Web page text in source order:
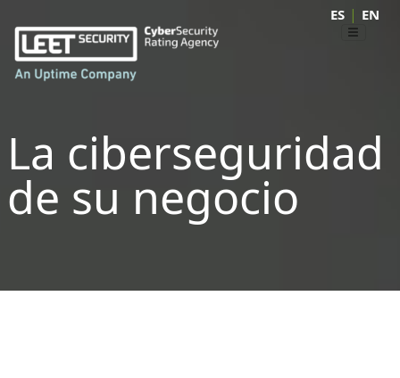
ES | EN
La ciberseguridad
de su negocio